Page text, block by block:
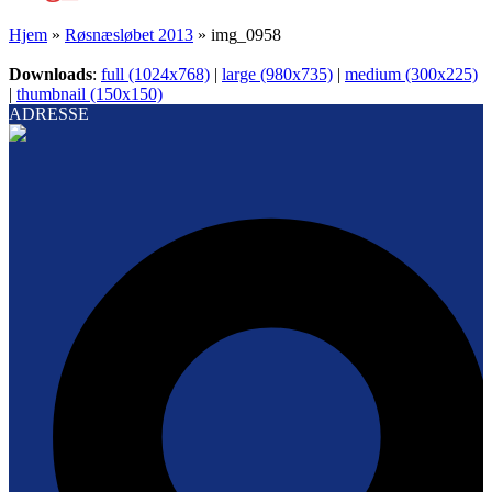
Hjem » Røsnæsløbet 2013 » img_0958
Downloads: full (1024x768) | large (980x735) | medium (300x225)
| thumbnail (150x150)
ADRESSE